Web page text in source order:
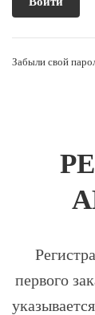
Забыли свой
первого